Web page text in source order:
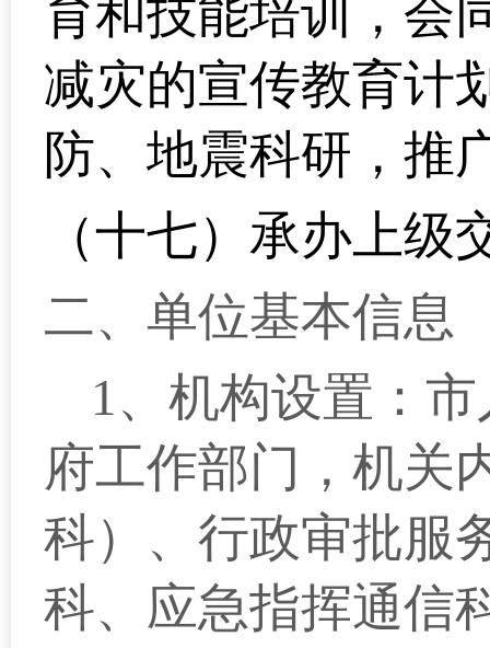
育和技能培训，会
减灾的宣传教育计
防、地震科研，推
（十七）承办上级
二、单位基本信息
1、机构设置：
府工作部门，机关
科）、行政审批服
科、应急指挥通信